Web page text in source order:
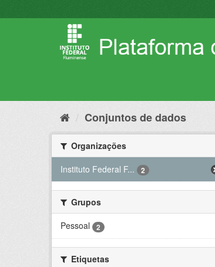
para
Conjuntos de dados
Organizações
Instituto Federal F...
2
Grupos
Pessoal
2
Etiquetas